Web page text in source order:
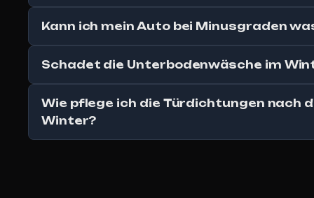
Kann ich mein Auto bei Minusgraden
Schadet die Unterbodenwäsche im
Wie pflege ich die Türdichtungen nach
Winter?